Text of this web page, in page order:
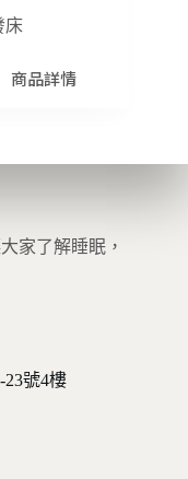
床
商品詳情
家了解睡眠，
號4樓